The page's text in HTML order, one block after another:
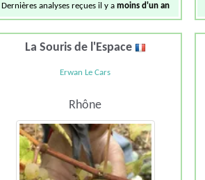
Dernières analyses reçues il y a moins d'un an
La Souris de l'Espace
Erwan Le Cars
Rhône